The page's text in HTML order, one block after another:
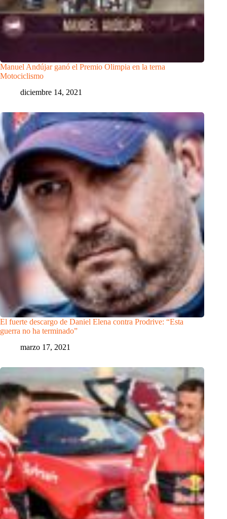
Manuel Andújar ganó el Premio Olimpia en la terna
Motociclismo
diciembre 14, 2021
El fuerte descargo de Daniel Elena contra Prodrive: “Esta
guerra no ha terminado”
marzo 17, 2021